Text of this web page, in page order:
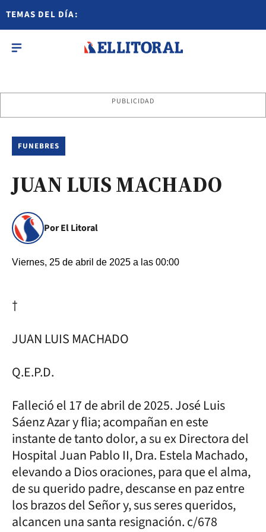
TEMAS DEL DÍA:
PUBLICIDAD
FUNEBRES
JUAN LUIS MACHADO
Por El Litoral
Viernes, 25 de abril de 2025 a las 00:00
†
JUAN LUIS MACHADO
Q.E.P.D.
Falleció el 17 de abril de 2025. José Luis
Sáenz Azar y flia; acompañan en este
instante de tanto dolor, a su ex Directora del
Hospital Juan Pablo II, Dra. Estela Machado,
elevando a Dios oraciones, para que el alma,
de su querido padre, descanse en paz entre
los brazos del Señor y, sus seres queridos,
alcancen una santa resignación. c/678